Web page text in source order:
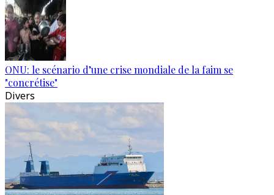
ONU: le scénario d’une crise mondiale de la faim se
"concrétise"
Divers